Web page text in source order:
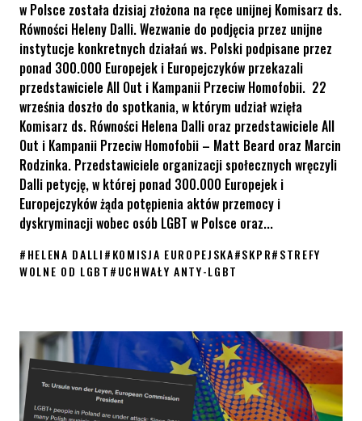
w Polsce została dzisiaj złożona na ręce unijnej Komisarz ds.
Równości Heleny Dalli. Wezwanie do podjęcia przez unijne
instytucje konkretnych działań ws. Polski podpisane przez
ponad 300.000 Europejek i Europejczyków przekazali
przedstawiciele All Out i Kampanii Przeciw Homofobii. 22
września doszło do spotkania, w którym udział wzięła
Komisarz ds. Równości Helena Dalli oraz przedstawiciele All
Out i Kampanii Przeciw Homofobii – Matt Beard oraz Marcin
Rodzinka. Przedstawiciele organizacji społecznych wręczyli
Dalli petycję, w której ponad 300.000 Europejek i
Europejczyków żąda potępienia aktów przemocy i
dyskryminacji wobec osób LGBT w Polsce oraz...
#HELENA DALLI#KOMISJA EUROPEJSKA#SKPR#STREFY
WOLNE OD LGBT#UCHWAŁY ANTY-LGBT